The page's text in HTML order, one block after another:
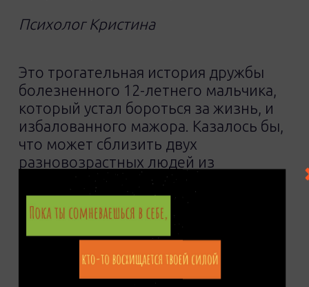
Психолог Кристина
Это трогательная история дружбы
болезненного 12-летнего мальчика,
который устал бороться за жизнь, и
избалованного мажора. Казалось бы,
что может сблизить двух
разновозрастных людей из
совершенно разных миров… А они
не только подружились, но и
изменили жизнь друг друга.
Подробнее